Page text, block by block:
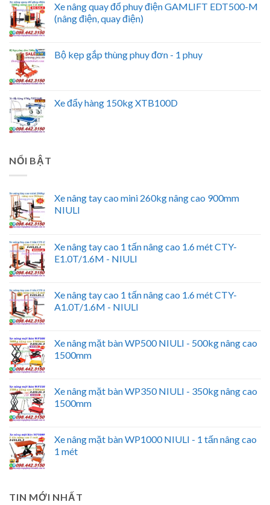
Xe nâng quay đổ phuy điện GAMLIFT EDT500-M
(nâng điện, quay điện)
Bộ kẹp gắp thùng phuy đơn - 1 phuy
Xe đẩy hàng 150kg XTB100D
NỔI BẬT
Xe nâng tay cao mini 260kg nâng cao 900mm
NIULI
Xe nâng tay cao 1 tấn nâng cao 1.6 mét CTY-
E1.0T/1.6M - NIULI
Xe nâng tay cao 1 tấn nâng cao 1.6 mét CTY-
A1.0T/1.6M - NIULI
Xe nâng mặt bàn WP500 NIULI - 500kg nâng cao
1500mm
Xe nâng mặt bàn WP350 NIULI - 350kg nâng cao
1500mm
Xe nâng mặt bàn WP1000 NIULI - 1 tấn nâng cao
1 mét
TIN MỚI NHẤT